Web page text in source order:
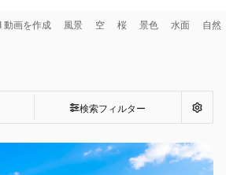
動画を作成 風景 空 桜 景色 水面 自然
検索フィルター